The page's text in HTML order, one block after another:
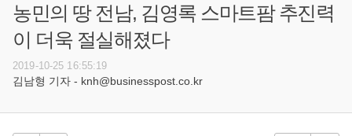
농민의 땅 전남, 김영록 스마트팜 추진력
이 더욱 절실해졌다
2019-10-25 16:55:19
김남형 기자 - knh@businesspost.co.kr